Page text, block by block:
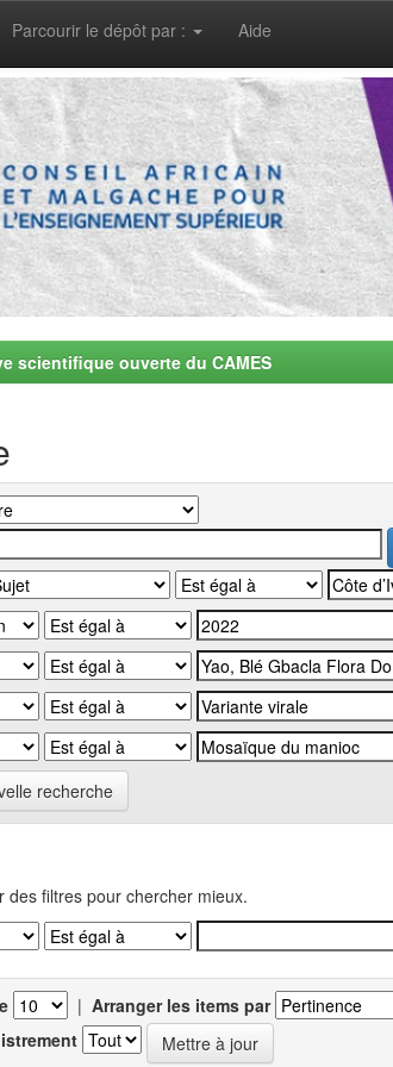
Parcourir le dépôt par : Aide
scientifique ouverte du CAMES
recherche
des filtres pour chercher mieux.
| Arranger les items par